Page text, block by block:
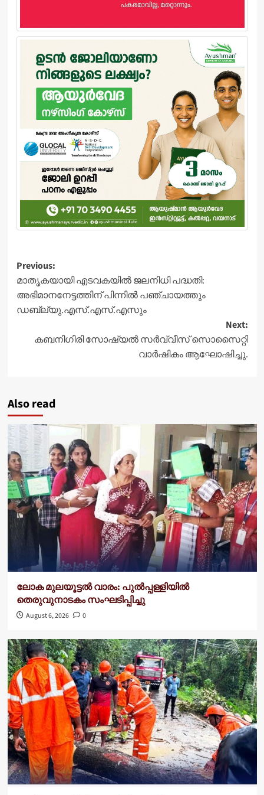
Post
navigation
Previous:
മാതൃകയായി എടവകയിൽ ജലനിധി പദ്ധതി:
അഭിമാനനേട്ടത്തിന് പിന്നിൽ പഞ്ചായത്തും
ഡബ്ല്യു.എസ്.എസ്.എസും
Next:
കബനിഗിരി സോഷ്യൽ സർവ്വീസ് സൊസൈറ്റി
വാർഷികം ആഘോഷിച്ചു.
Also read
ലോക മുലയൂട്ടൽ വാരം: പുൽപ്പള്ളിയിൽ
തെരുവുനാടകം സംഘടിപ്പിച്ചു
August 6, 2026 0